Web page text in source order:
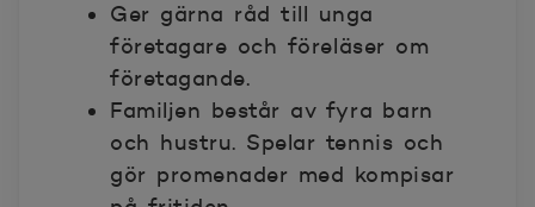
Ger gärna råd till unga
företagare och föreläser om
företagande.
Familjen består av fyra barn
och hustru. Spelar tennis och
gör promenader med kompisar